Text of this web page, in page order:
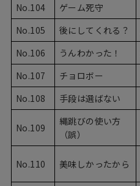
No.104
ゲーム死守
No.105
後にしてくれる？
No.106
うんわかった！
No.107
チョロボー
No.108
手段は選ばない
No.109
縄跳びの使い方
（誤）
No.110 美味しかったから